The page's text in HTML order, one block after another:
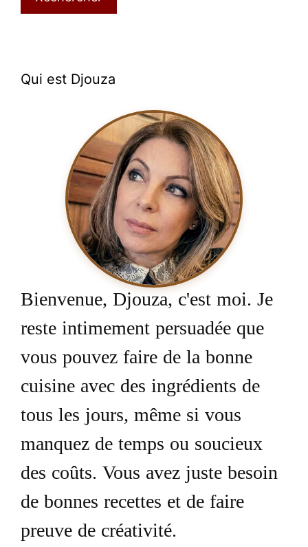
Qui est Djouza
Bienvenue, Djouza, c'est moi. Je
reste intimement persuadée que
vous pouvez faire de la bonne
cuisine avec des ingrédients de
tous les jours, même si vous
manquez de temps ou soucieux
des coûts. Vous avez juste besoin
de bonnes recettes et de faire
preuve de créativité.